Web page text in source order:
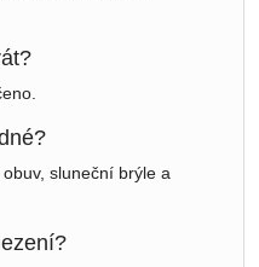
sluneční brýle a